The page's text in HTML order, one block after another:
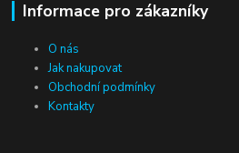
Informace pro zákazníky
O nás
Jak nakupovat
Obchodní podmínky
Kontakty